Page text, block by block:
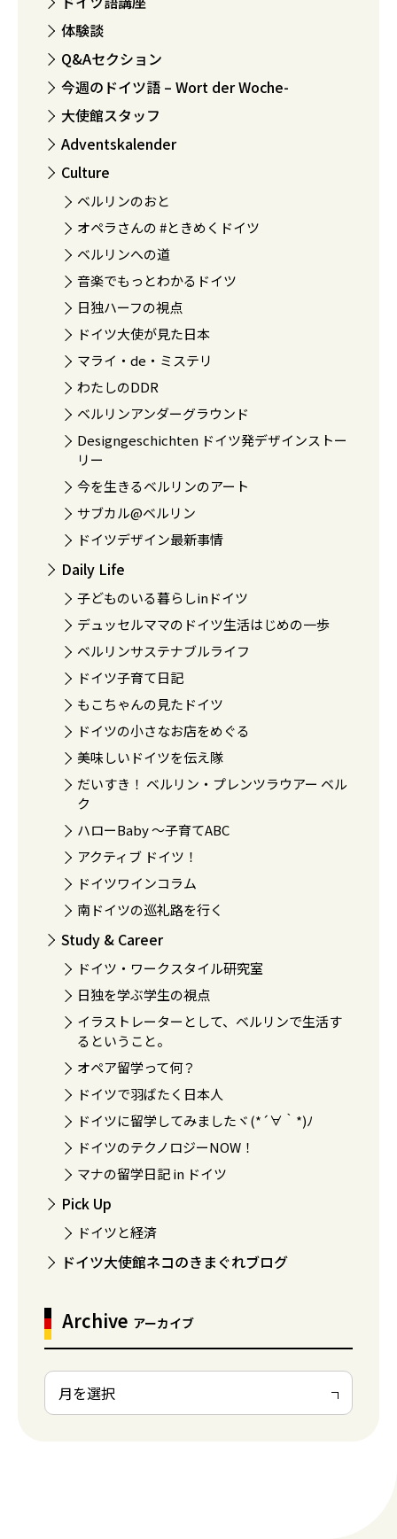
体験談
Q&Aセクション
今週のドイツ語 – Wort der Woche-
大使館スタッフ
Adventskalender
Culture
ベルリンのおと
オペラさんの #ときめくドイツ
ベルリンへの道
音楽でもっとわかるドイツ
日独ハーフの視点
ドイツ大使が見た日本
マライ・de・ミステリ
わたしのDDR
ベルリンアンダーグラウンド
Designgeschichten ドイツ発デザインストー
リー
今を生きるベルリンのアート
サブカル@ベルリン
ドイツデザイン最新事情
Daily Life
子どものいる暮らしinドイツ
デュッセルママのドイツ生活はじめの一歩
ベルリンサステナブルライフ
ドイツ子育て日記
もこちゃんの見たドイツ
ドイツの小さなお店をめぐる
美味しいドイツを伝え隊
だいすき！ ベルリン・プレンツラウアー ベル
ク
ハローBaby 〜子育てABC
アクティブ ドイツ！
ドイツワインコラム
南ドイツの巡礼路を行く
Study & Career
ドイツ・ワークスタイル研究室
日独を学ぶ学生の視点
イラストレーターとして、ベルリンで生活す
るということ。
オペア留学って何？
ドイツで羽ばたく日本人
ドイツに留学してみましたヾ(*´∀｀*)ﾉ
ドイツのテクノロジーNOW！
マナの留学日記 in ドイツ
Pick Up
ドイツと経済
ドイツ大使館ネコのきまぐれブログ
Archive アーカイブ